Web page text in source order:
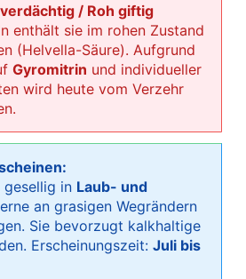
/ Roh giftig
enthält sie im rohen Zustand
(Helvella-Säure). Aufgrund
Gyromitrin und individueller
wird heute vom Verzehr
gesellig in Laub- und
an grasigen Wegrändern
Sie bevorzugt kalkhaltige
Erscheinungszeit: Juli bis